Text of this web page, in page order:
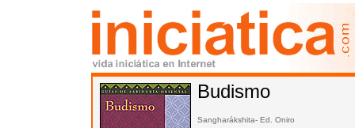
Budismo
Sangharákshita- Ed. Oniro